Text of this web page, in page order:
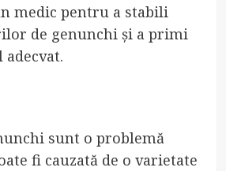
medic pentru a stabili
de genunchi și a primi
sunt o problemă
fi cauzată de o varietate